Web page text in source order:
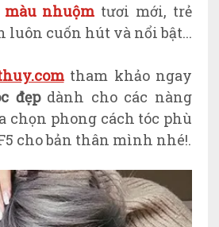
màu nhuộm tươi mới, trẻ
luôn cuốn hút và nổi bật...
tham khảo ngay
đẹpdành cho các nàng
chọn phong cách tóc phù
cho bản thân mình nhé!.